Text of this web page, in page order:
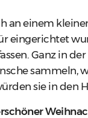
an einem
eingerichtet
Ganz in
sammeln,
sie in den